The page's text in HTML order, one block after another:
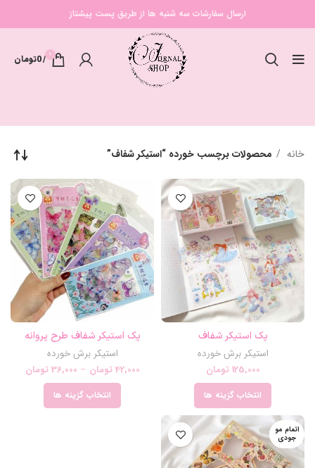
ارسال سفارشات سه شنبه ها از طریق پست پیشتاز
0
/
0تومان
خانه محصولات برچسب خورده “استیکر شفاف”
پک استیکر شفاف
استیکر برش خورده
125,000 تومان
انتخاب گزینه ها
پک استیکر شفاف طرح پروانه
استیکر برش خورده
42,000 تومان –
36,000 تومان
انتخاب گزینه ها
اتمام مو
جودی